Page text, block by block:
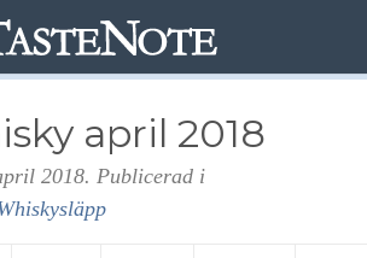
april 2018
2018. Publicerad i